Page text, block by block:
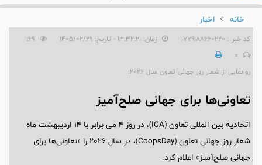
وضعیت
ناوبری
خانه
اخبار
کد خبر : 1779188660220 زمان: ۱۳:۳۲:۲۱ - تاریخ: ۱۴۰۵/۰۲/۲۹
0
رو نمایی از شعار روز جهانی تعاون سال 2026:
تعاونی‌ها برای جهانی صلح‌آمیز
اتحادیه بین المللی تعاون (ICA)، در روز ۴ می برابر با ۱۴ اردیبهشت ماه
شعار روز جهانی تعاون (CoopsDay)، در سال ۲۰۲۶ را «تعاونی‌ها برای
جهانی صلح‌آمیز» اعلام کرد.